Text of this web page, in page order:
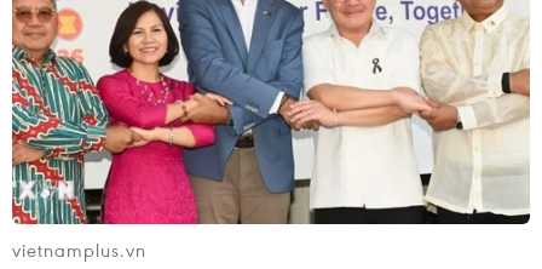
vietnamplus.vn